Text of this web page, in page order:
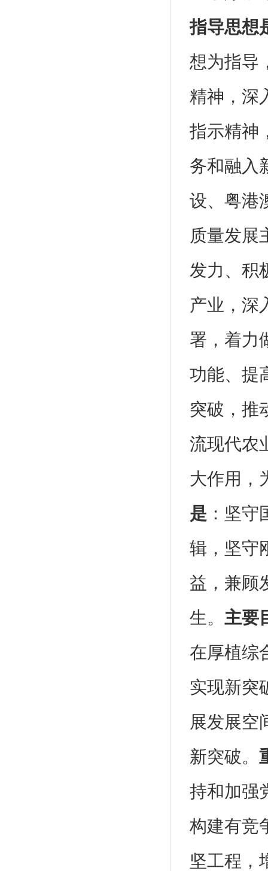
指导思想
想为指导
精神，深
指示精神
务和融入
设、粤港
质量发展
发力、积
产业，深
署，着力
功能、提
突破，推
流现代农
大作用，
是 ：坚
辑，坚守
益，兼顾
生。 主要
在厚植综
实现新突
展发展空
新突破。
持和加强
构建有竞
坚工程，